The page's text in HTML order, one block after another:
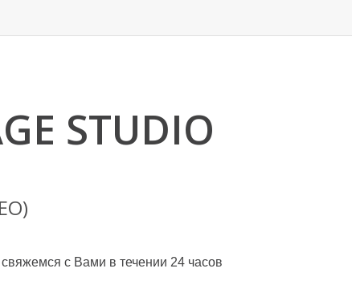
STUDIO
с Вами в течении 24 часов